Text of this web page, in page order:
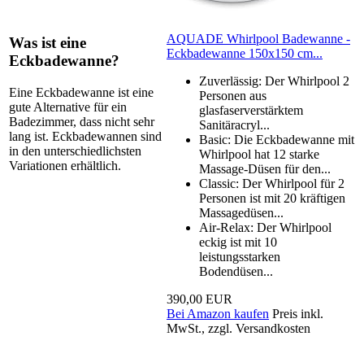
Was ist eine
Eckbadewanne?
Eine Eckbadewanne ist eine
gute Alternative für ein
Badezimmer, dass nicht sehr
lang ist. Eckbadewannen sind
in den unterschiedlichsten
Variationen erhältlich.
AQUADE Whirlpоol Badewanne -
Eckbadewanne 150x150 cm...
Zuverlässig: Der Whirlpоol 2
Personen aus
glasfaserverstärktem
Sanitäracryl...
Basic: Die Eckbadewanne mit
Whirlpоol hat 12 starke
Massage-Düsen für den...
Classic: Der Whirlpоol für 2
Personen ist mit 20 kräftigen
Massagedüsen...
Air-Relax: Der Whirlpоol
eckig ist mit 10
leistungsstarken
Bodendüsen...
390,00 EUR
Bei Amazon kaufen Preis inkl.
MwSt., zzgl. Versandkosten